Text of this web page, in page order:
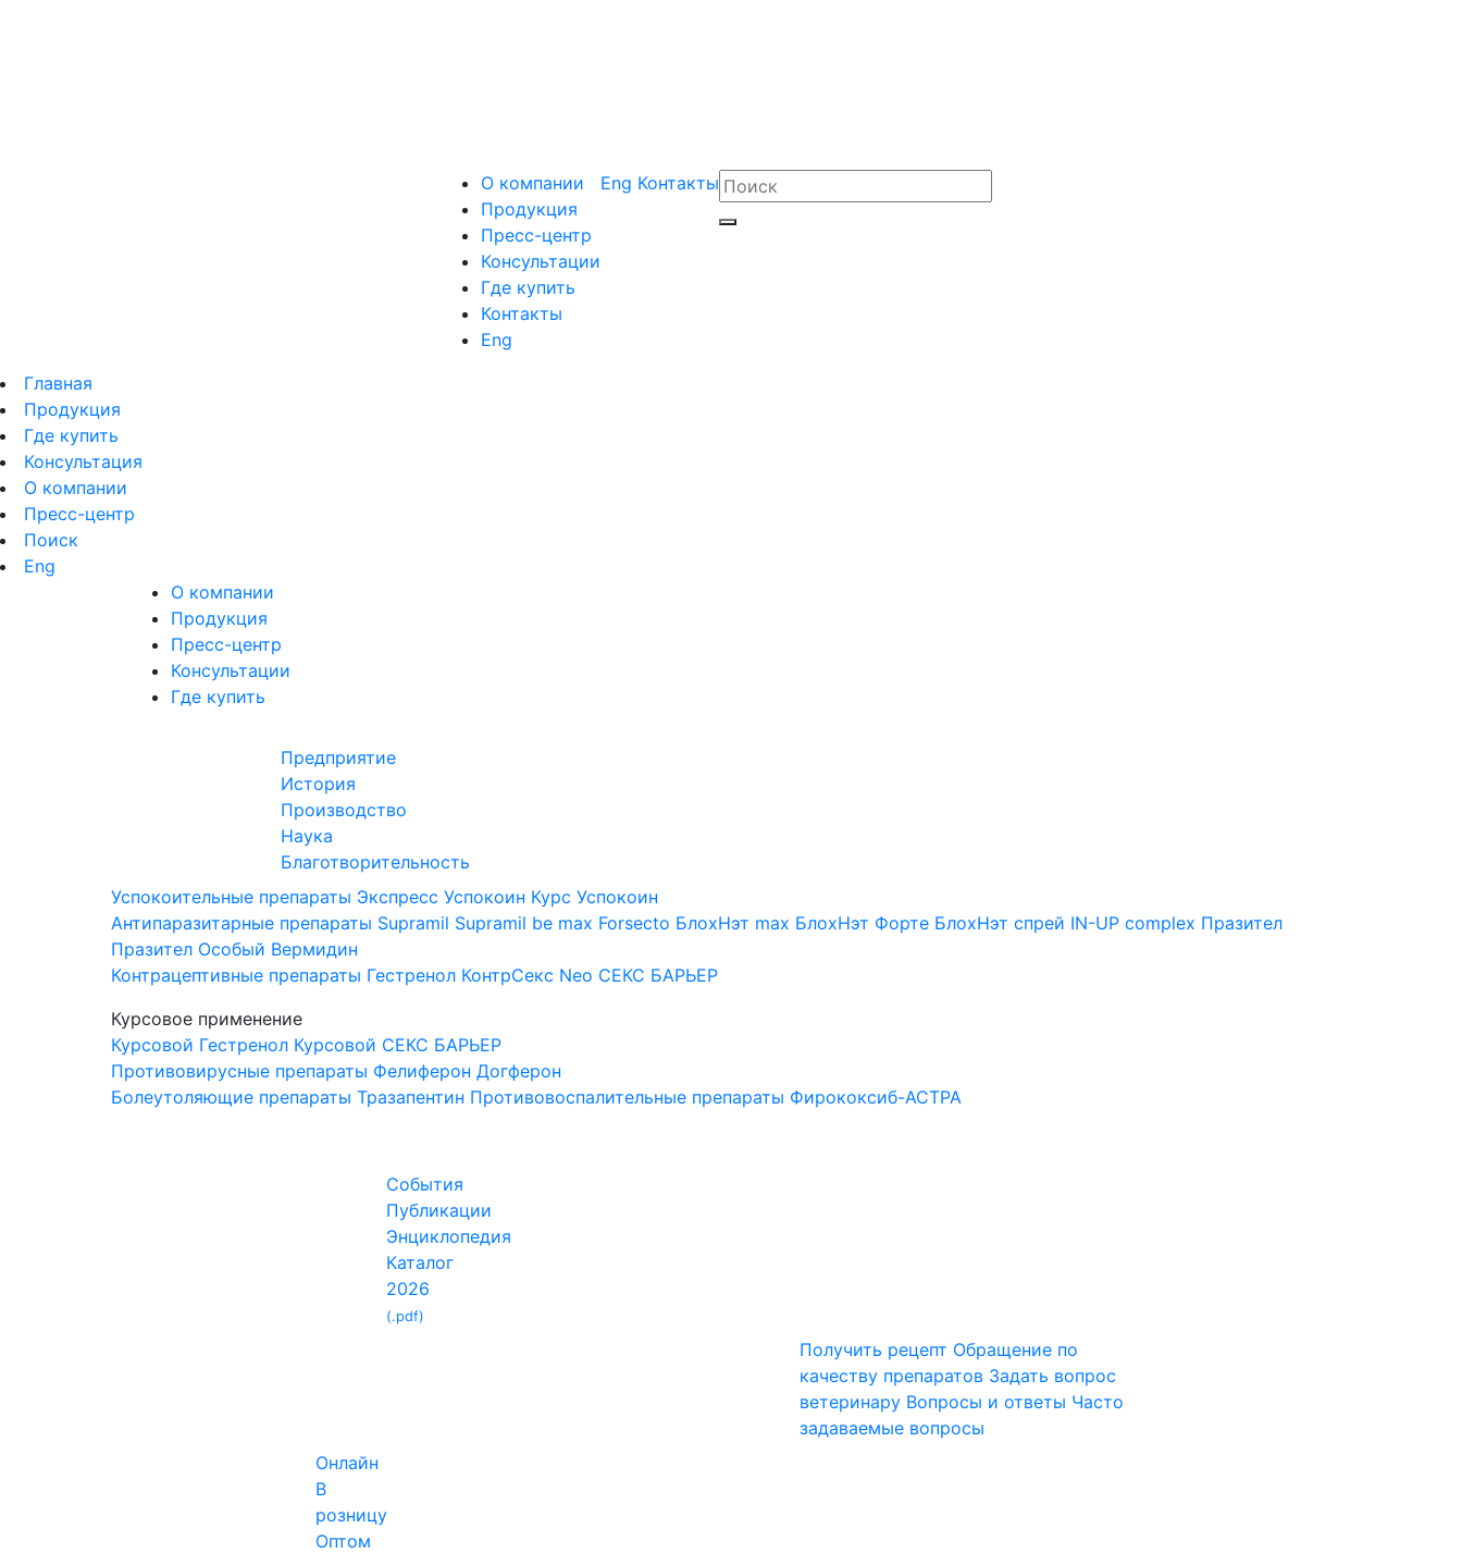
О компании
Продукция
Пресс-центр
Консультации
Где купить
Контакты
Eng
Eng Контакты
Главная
Продукция
Где купить
Консультация
О компании
Пресс-центр
Поиск
Eng
О компании
Продукция
Пресс-центр
Консультации
Где купить
Предприятие
История
Производство
Наука
Благотворительность
Успокоительные препараты Экспресс Успокоин Курс Успокоин
Антипаразитарные препараты Supramil Supramil be max Forsecto БлохНэт max БлохНэт Форте БлохНэт спрей IN-UP complex Празител
Празител Особый Вермидин
Контрацептивные препараты Гестренол КонтрСекс Neo СЕКС БАРЬЕР
Курсовое применение
Курсовой Гестренол Курсовой СЕКС БАРЬЕР
Противовирусные препараты Фелиферон Догферон
Болеутоляющие препараты Тразапентин Противовоспалительные препараты Фирококсиб-АСТРА
События
Публикации
Энциклопедия
Каталог
2026
(.pdf)
Получить рецепт Обращение по
качеству препаратов Задать вопрос
ветеринару Вопросы и ответы Часто
задаваемые вопросы
Онлайн
В
розницу
Оптом